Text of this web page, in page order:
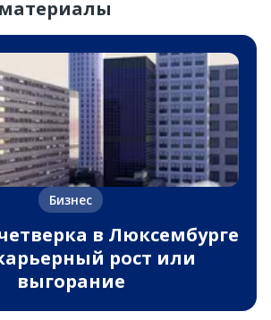
Бизнес
в Люксембурге
рост или
выгорание